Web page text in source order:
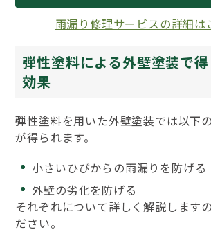
雨漏り修理サービスの詳細は
弾性塗料による外壁塗装で
効果
弾性塗料を用いた外壁塗装では以下
が得られます。
小さいひびからの雨漏りを防げる
外壁の劣化を防げる
それぞれについて詳しく解説します
ださい。